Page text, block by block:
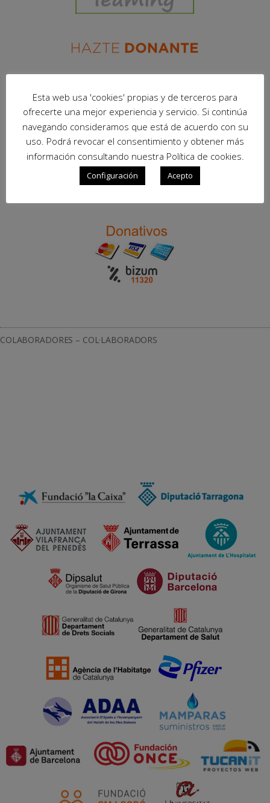
COLABORADORES – COL·LABORADORS
Esta web usa 'cookies' propias y de terceros para
ofrecerte una mejor experiencia y servicio. Si continúa
navegando consideramos que está de acuerdo con su
uso. Podrá revocar el consentimiento y obtener más
información consultando nuestra Política de cookies.
Configuración Acepto